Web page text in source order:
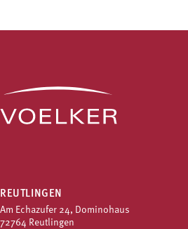
REUTLINGEN
Am Echazufer 24, Dominohaus
72764 Reutlingen